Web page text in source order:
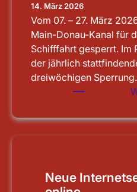
14. März 2026
Vom 07. – 27. März
Main-Donau-Kanal für
Schifffahrt gesperrt. Im
der jährlich
dreiwöchigen
Neue